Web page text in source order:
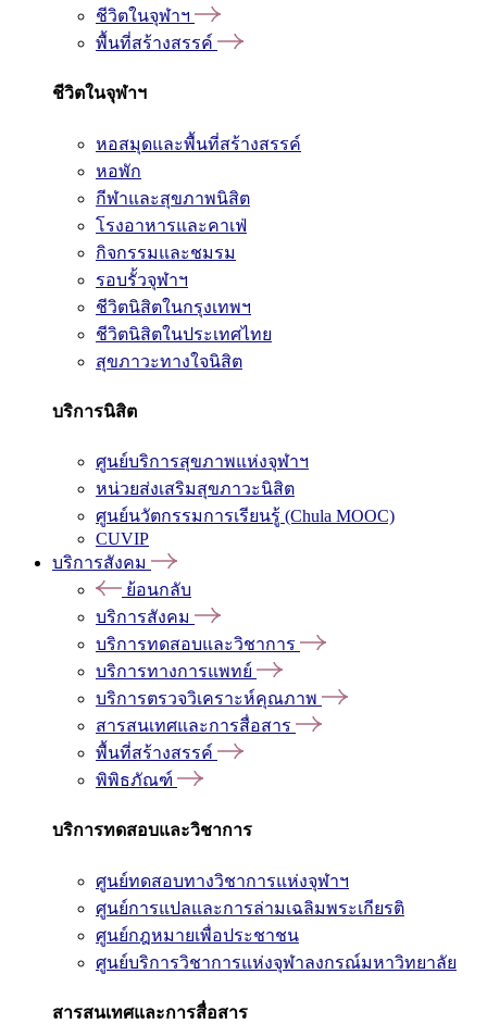
ชีวิตในจุฬาฯ
พื้นที่สร้างสรรค์
ชีวิตในจุฬาฯ
หอสมุดและพื้นที่สร้างสรรค์
หอพัก
กีฬาและสุขภาพนิสิต
โรงอาหารและคาเฟ่
กิจกรรมและชมรม
รอบรั้วจุฬาฯ
ชีวิตนิสิตในกรุงเทพฯ
ชีวิตนิสิตในประเทศไทย
สุขภาวะทางใจนิสิต
บริการนิสิต
ศูนย์บริการสุขภาพแห่งจุฬาฯ
หน่วยส่งเสริมสุขภาวะนิสิต
ศูนย์นวัตกรรมการเรียนรู้ (Chula MOOC)
CUVIP
บริการสังคม
ย้อนกลับ
บริการสังคม
บริการทดสอบและวิชาการ
บริการทางการแพทย์
บริการตรวจวิเคราะห์คุณภาพ
สารสนเทศและการสื่อสาร
พื้นที่สร้างสรรค์
พิพิธภัณฑ์
บริการทดสอบและวิชาการ
ศูนย์ทดสอบทางวิชาการแห่งจุฬาฯ
ศูนย์การแปลและการล่ามเฉลิมพระเกียรติ
ศูนย์กฎหมายเพื่อประชาชน
ศูนย์บริการวิชาการแห่งจุฬาลงกรณ์มหาวิทยาลัย
สารสนเทศและการสื่อสาร